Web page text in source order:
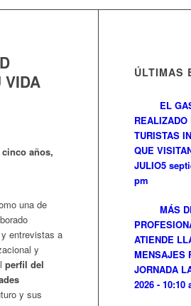
VIDA
años,
una de
entrevistas a
y
perfil del
y sus
ÚLTIMAS
EL
TURISTAS
QUE
JULIO5
pm
MÁS
ATIENDE
MENSAJES
JORNADA
2026 - 10:10